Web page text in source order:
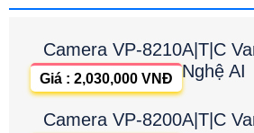
Camera VP-8210A|T|C
Nghệ AI
Giá : 2,030,000 VNĐ
Camera VP-8200A|T|C